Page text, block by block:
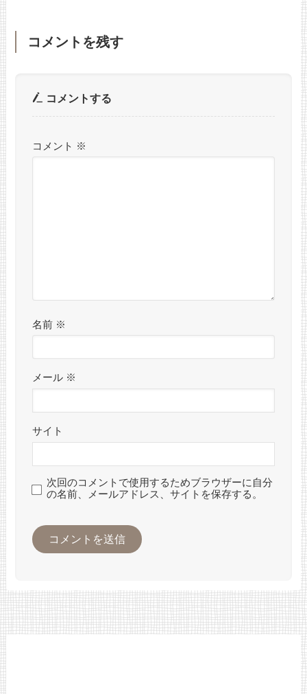
コメントを残す
コメントする
コメント ※
名前 ※
メール ※
サイト
次回のコメントで使用するためブラウザーに自分
の名前、メールアドレス、サイトを保存する。